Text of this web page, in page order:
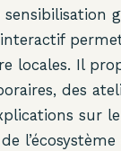
locales. Il
des
sur le